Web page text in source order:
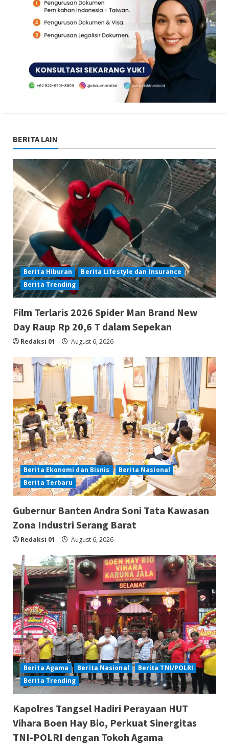
BERITA LAIN
Berita Hiburan
Berita Lifestyle dan Insurance
Berita Trending
Film Terlaris 2026 Spider Man Brand New
Day Raup Rp 20,6 T dalam Sepekan
Redaksi 01 August 6, 2026
Berita Ekonomi dan Bisnis
Berita Nasional
Berita Terbaru
Gubernur Banten Andra Soni Tata Kawasan
Zona Industri Serang Barat
Redaksi 01 August 6, 2026
Berita Agama Berita Nasional
Berita TNI/POLRI
Berita Trending
Kapolres Tangsel Hadiri Perayaan HUT
Vihara Boen Hay Bio, Perkuat Sinergitas
TNI-POLRI dengan Tokoh Agama